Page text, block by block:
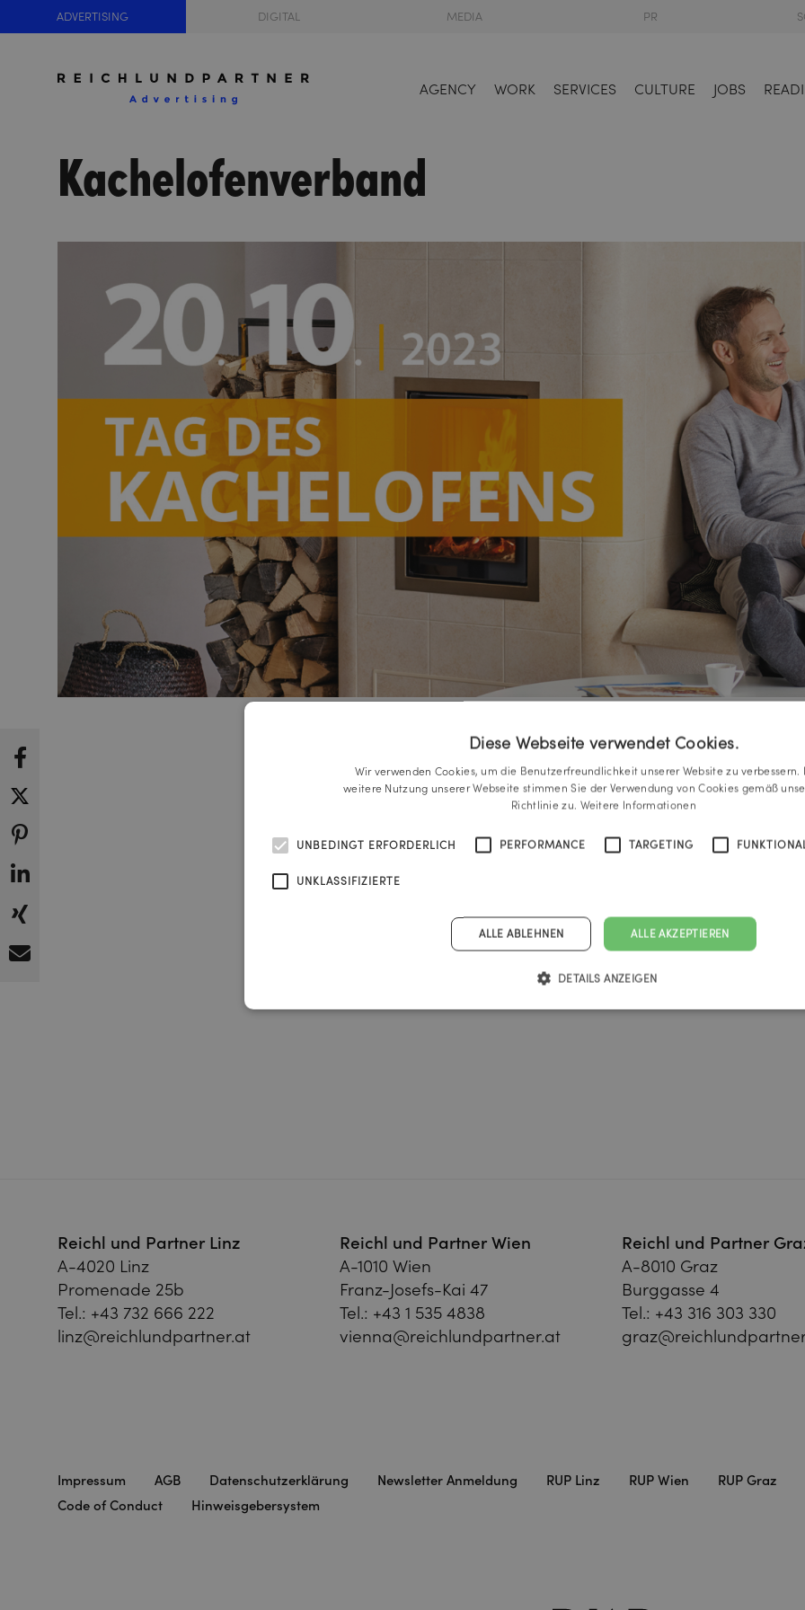
ADVERTISING DIGITAL MEDIA PR
AGENCY WORK SERVICES CULTURE JOBS
Kachelofenverband
Radiowerbung
Tag des Kachelofens
Reichl und Partner Linz
A-4020 Linz
Promenade 25b
Tel.: +43 732 666 222
linz@reichlundpartner.at
Reichl und Partner Wien
A-1010 Wien
Franz-Josefs-Kai 47
Tel.: +43 1 535 4838
vienna@reichlundpartner.at
Reichl und Partner
A-8010 Graz
Burggasse 4
Tel.: +43 316 303 330
Impressum AGB Datenschutzerklärung Newsletter Anmeldung RUP Linz RUP Wien RUP Graz
Code of Conduct
Hinweisgebersystem
Diese Webseite verwendet Cookies.
Wir verwenden Cookies, um die Benutzerfreundlichkeit unserer Website zu verbessern.
weitere Nutzung unserer Webseite stimmen Sie der Verwendung von Cookies gemäß
Richtlinie zu. Weitere Informationen
UNBEDINGT ERFORDERLICH PERFORMANCE TARGETING
UNKLASSIFIZIERTE
ALLE AKZEPTIEREN
ALLE ABLEHNEN
DETAILS ANZEIGEN